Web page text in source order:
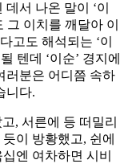
서 나온 말이 ‘이
그 이치를 깨달아 이
고도 해석되는 ‘이
텐데 ‘이순’ 경지에
러분은 어디쯤 속하
니다.
, 서른에 등 떠밀리
이 방황했고, 쉰에
엔 여차하면 시비